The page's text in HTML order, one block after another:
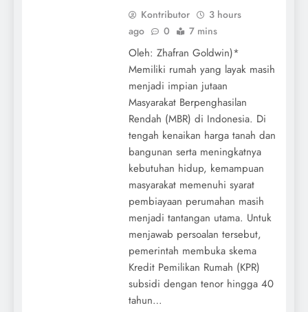
Kontributor
3 hours
ago
0 7 mins
Oleh: Zhafran Goldwin)*
Memiliki rumah yang layak masih
menjadi impian jutaan
Masyarakat Berpenghasilan
Rendah (MBR) di Indonesia. Di
tengah kenaikan harga tanah dan
bangunan serta meningkatnya
kebutuhan hidup, kemampuan
masyarakat memenuhi syarat
pembiayaan perumahan masih
menjadi tantangan utama. Untuk
menjawab persoalan tersebut,
pemerintah membuka skema
Kredit Pemilikan Rumah (KPR)
subsidi dengan tenor hingga 40
tahun…